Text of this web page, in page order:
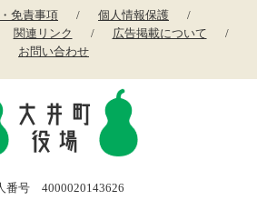
免責事項
個人情報保護
関連リンク
広告掲載について
お問い合わせ
番号 4000020143626